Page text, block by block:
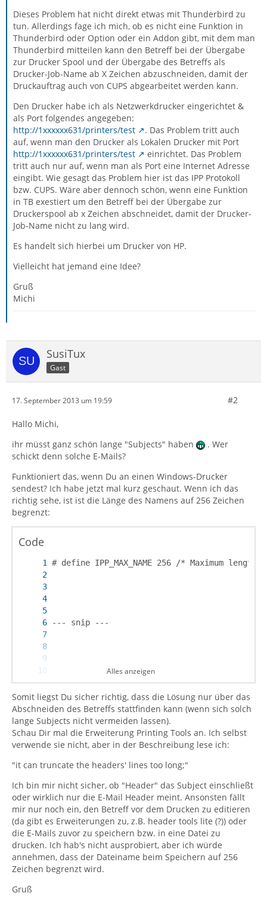
Dieses Problem hat nicht direkt etwas mit Thunderbird zu
tun. Allerdings fage ich mich, ob es nicht eine Funktion in
Thunderbird oder Option oder ein Addon gibt, mit dem man
Thunderbird mitteilen kann den Betreff bei der Übergabe
zur Drucker Spool und der Übergabe des Betreffs als
Drucker-Job-Name ab X Zeichen abzuschneiden, damit der
Druckauftrag auch von CUPS abgearbeitet werden kann.
Den Drucker habe ich als Netzwerkdrucker eingerichtet &
als Port folgendes angegeben:
http://1xxxxxx631/printers/test
. Das Problem tritt auch
auf, wenn man den Drucker als Lokalen Drucker mit Port
http://1xxxxxx631/printers/test
einrichtet. Das Problem
tritt auch nur auf, wenn man als Port eine Internet Adresse
eingibt. Wie gesagt das Problem hier ist das IPP Protokoll
bzw. CUPS. Wäre aber dennoch schön, wenn eine Funktion
in TB exestiert um den Betreff bei der Übergabe zur
Druckerspool ab x Zeichen abschneidet, damit der Drucker-
Job-Name nicht zu lang wird.
Es handelt sich hierbei um Drucker von HP.
Vielleicht hat jemand eine Idee?
Gruß
Michi
SusiTux
Gast
17. September 2013 um 19:59 #2
Hallo Michi,
ihr müsst ganz schön lange "Subjects" haben
. Wer
schickt denn solche E-Mails?
Funktioniert das, wenn Du an einen Windows-Drucker
sendest? Ich habe jetzt mal kurz geschaut. Wenn ich das
richtig sehe, ist ist die Länge des Namens auf 256 Zeichen
begrenzt:
Code
  }
Alles anzeigen
Somit liegst Du sicher richtig, dass die Lösung nur über das
Abschneiden des Betreffs stattfinden kann (wenn sich solch
lange Subjects nicht vermeiden lassen).
Schau Dir mal die Erweiterung Printing Tools an. Ich selbst
verwende sie nicht, aber in der Beschreibung lese ich:
"it can truncate the headers' lines too long;"
Ich bin mir nicht sicher, ob "Header" das Subject einschließt
oder wirklich nur die E-Mail Header meint. Ansonsten fällt
mir nur noch ein, den Betreff vor dem Drucken zu editieren
(da gibt es Erweiterungen zu, z.B. header tools lite (?)) oder
die E-Mails zuvor zu speichern bzw. in eine Datei zu
drucken. Ich hab's nicht ausprobiert, aber ich würde
annehmen, dass der Dateiname beim Speichern auf 256
Zeichen begrenzt wird.
Gruß